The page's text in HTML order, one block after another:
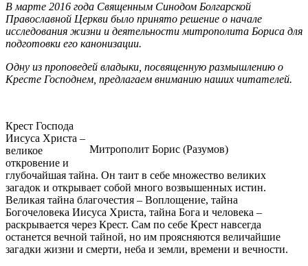
В марте 2016 года Священным Синодом Болгарской
Православной Церкви было принято решение о начале
исследования жизни и деятельности митрополита Бориса для
подготовки его канонизации.
Одну из проповедей владыки, посвященную размышлению о
Кресте Господнем, предлагаем вниманию наших читателей.
Митрополит Борис (Разумов)
Крест Господа
Иисуса Христа –
великое
откровение и
глубочайшая тайна. Он таит в себе множество великих
загадок и открывает собой много возвышенных истин.
Великая тайна благочестия – Воплощение, тайна
Богочеловека Иисуса Христа, тайна Бога и человека –
раскрывается через Крест. Сам по себе Крест навсегда
останется вечной тайной, но им проясняются величайшие
загадки жизни и смерти, неба и земли, времени и вечности.